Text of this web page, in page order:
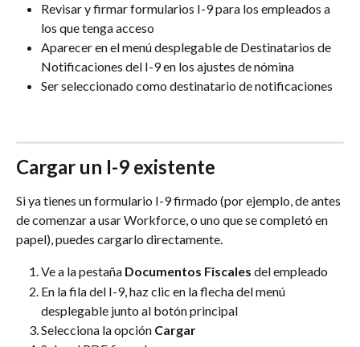
Revisar y firmar formularios I-9 para los empleados a
los que tenga acceso
Aparecer en el menú desplegable de Destinatarios de
Notificaciones del I-9 en los ajustes de nómina
Ser seleccionado como destinatario de notificaciones
Cargar un I-9 existente
Si ya tienes un formulario I-9 firmado (por ejemplo, de antes
de comenzar a usar Workforce, o uno que se completó en
papel), puedes cargarlo directamente.
Ve a la pestaña Documentos Fiscales del empleado
En la fila del I-9, haz clic en la flecha del menú
desplegable junto al botón principal
Selecciona la opción Cargar